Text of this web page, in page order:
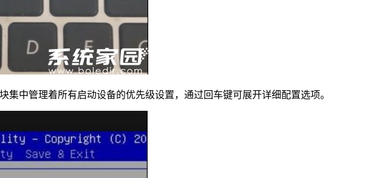
中管理着所有启动设备的优先级设置，通过回车键可展开详细配置选项。